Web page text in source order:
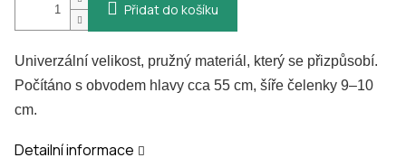
Přidat do košíku
Univerzální velikost, pružný materiál, který se přizpůsobí.
Počítáno s obvodem hlavy cca 55 cm, šíře čelenky 9–10
cm.
Detailní informace